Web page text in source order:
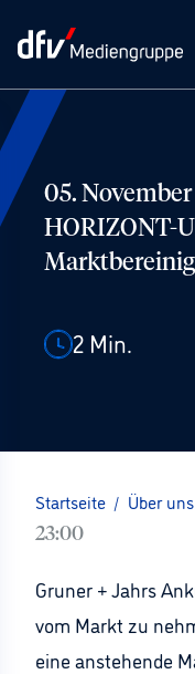
05.
HORIZONT-
2 Min.
Startseite / Über uns
23:00
Gruner + Jahrs
vom Markt zu
eine anstehende